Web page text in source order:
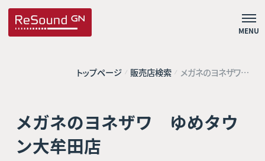
MENU
トップページ 販売店検索 メガネのヨネザワ
ゆめタウン大牟田
メガネのヨネザワ ゆめタウ
ン大牟田店